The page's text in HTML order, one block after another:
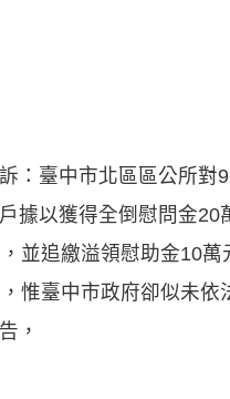
：臺中市北區區公所對
據以獲得全倒慰問金
並追繳溢領慰助金10
惟臺中市政府卻似未
，